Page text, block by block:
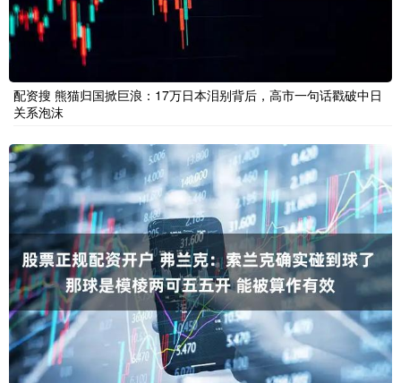
配资搜 熊猫归国掀巨浪：17万日本泪别背后，高市一句话戳破中日
关系泡沫